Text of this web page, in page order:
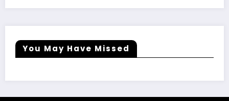
You May Have Missed